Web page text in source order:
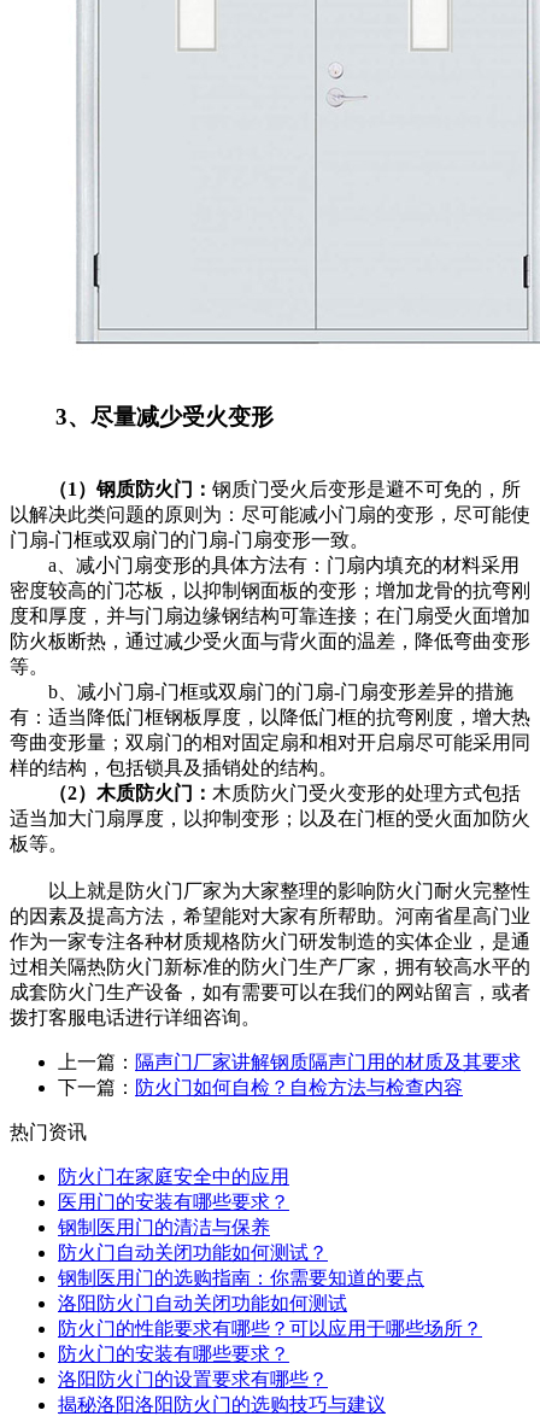
3、尽量减少受火变形
（1）钢质防火门： 钢质门受火后变形是避不可免的，所
以解决此类问题的原则为：尽可能减小门扇的变形，尽可能使
门扇-门框或双扇门的门扇-门扇变形一致。
a、减小门扇变形的具体方法有：门扇内填充的材料采用
密度较高的门芯板，以抑制钢面板的变形；增加龙骨的抗弯刚
度和厚度，并与门扇边缘钢结构可靠连接；在门扇受火面增加
防火板断热，通过减少受火面与背火面的温差，降低弯曲变形
等。
b、减小门扇-门框或双扇门的门扇-门扇变形差异的措施
有：适当降低门框钢板厚度，以降低门框的抗弯刚度，增大热
弯曲变形量；双扇门的相对固定扇和相对开启扇尽可能采用同
样的结构，包括锁具及插销处的结构。
（2）木质防火门： 木质防火门受火变形的处理方式包括
适当加大门扇厚度，以抑制变形；以及在门框的受火面加防火
板等。
以上就是防火门厂家为大家整理的影响防火门耐火完整性
的因素及提高方法，希望能对大家有所帮助。河南省星高门业
作为一家专注各种材质规格防火门研发制造的实体企业，是通
过相关隔热防火门新标准的防火门生产厂家，拥有较高水平的
成套防火门生产设备，如有需要可以在我们的网站留言，或者
拨打客服电话进行详细咨询。
上一篇： 隔声门厂家讲解钢质隔声门用的材质及其要求
下一篇： 防火门如何自检？自检方法与检查内容
热门资讯
防火门在家庭安全中的应用
医用门的安装有哪些要求？
钢制医用门的清洁与保养
防火门自动关闭功能如何测试？
钢制医用门的选购指南：你需要知道的要点
洛阳防火门自动关闭功能如何测试
防火门的性能要求有哪些？可以应用于哪些场所？
防火门的安装有哪些要求？
洛阳防火门的设置要求有哪些？
揭秘洛阳洛阳防火门的选购技巧与建议